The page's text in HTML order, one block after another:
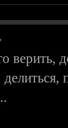
верить,
делиться,